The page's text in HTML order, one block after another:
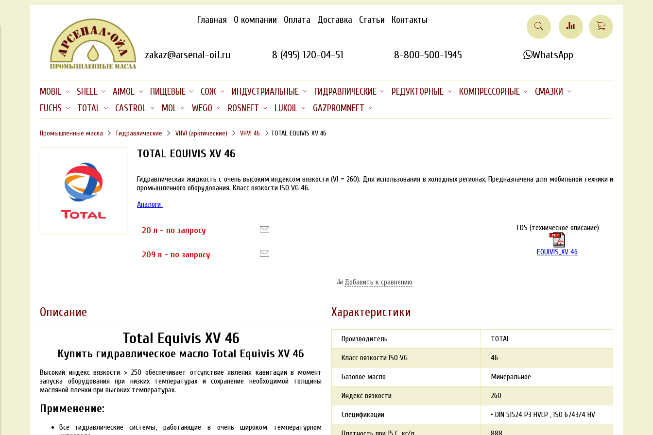
Главная О компании Оплата Доставка Статьи Контакты
zakaz@arsenal-oil.ru 8 (495) 120-04-51 8-800-500-1945 WhatsApp
MOBIL SHELL AIMOL ПИЩЕВЫЕ СОЖ ИНДУСТРИАЛЬНЫЕ ГИДРАВЛИЧЕСКИЕ РЕДУКТОРНЫЕ КОМПРЕССОРНЫЕ
СМАЗКИ
FUCHS
TOTAL CASTROL MOL WEGO ROSNEFT LUKOIL GAZPROMNEFT
Промышленные масла Гидравлические VHVI (арктические) VHVI 46 TOTAL EQUIVIS XV 46
TOTAL EQUIVIS XV 46
Гидравлическая жидкость с очень высоким индексом вязкости (VI = 260). Для использования в холодных регионах. Предназначена для мобильной техники и
промышленного оборудования. Класс вязкости ISO VG 46.
Аналоги
20 л - по запросу
209 л - по запросу
TDS (техническое описание)
EQUIVIS_XV 46
Добавить к сравнению
Описание Характеристики
Total Equivis XV 46
Купить гидравлическое масло Total Equivis XV 46
Высокий индекс вязкости > 250 обеспечивает отсуnствие явления кавитации в момент
запуска оборудования при низких температурах и сохранение необходимой толщины
масляной пленки при высоких температурах.
Применение:
Все гидравлические системы, работающие в очень широком температурном
Производитель TOTAL
Класс вязкости ISO VG 46
Базовое масло Минеральное
Индекс вязкости 260
Спецификации • DIN 51524 P3 HVLP ISO 6743/4 HV